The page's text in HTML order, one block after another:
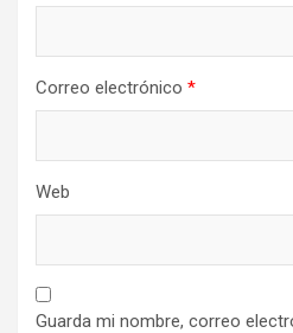
Correo electrónico *
Web
Guarda mi nombre, correo